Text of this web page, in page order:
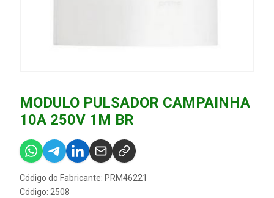
MODULO PULSADOR CAMPAINHA
10A 250V 1M BR
Código do Fabricante: PRM46221
Código: 2508